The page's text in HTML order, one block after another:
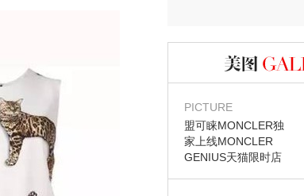
图库
PICTURE
盟可睐MONCLER独
家上线MONCLER
GENIUS天猫限时店